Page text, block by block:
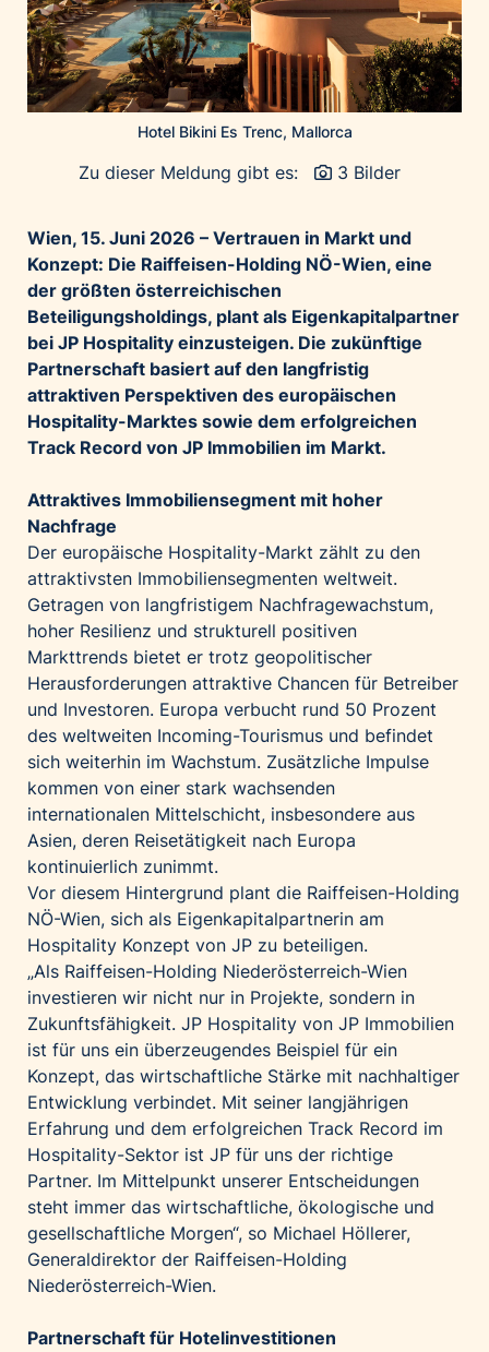
JYSK
Kroatische Zentrale für Tourismus
List Holding Gruppe
Mondelēz Österreich
Muse Electronics
Neuroth
öbv – Österreichischer Bundesverlag
Ökopharm
Palfinger AG
Polestar
Starbucks
Superbrands Austria
Tante Fanny
Vollpension
win2day
Wolt
woom bikes
Kontakt
Hotel Bikini Es Trenc, Mallorca
Zu dieser Meldung gibt es: 3 Bilder
Wien, 15. Juni 2026 – Vertrauen in Markt und
Konzept: Die Raiffeisen-Holding NÖ-Wien, eine
der größten österreichischen
Beteiligungsholdings, plant als Eigenkapitalpartner
bei JP Hospitality einzusteigen. Die zukünftige
Partnerschaft basiert auf den langfristig
attraktiven Perspektiven des europäischen
Hospitality-Marktes sowie dem erfolgreichen
Track Record von JP Immobilien im Markt.
Attraktives Immobiliensegment mit hoher
Nachfrage
Der europäische Hospitality-Markt zählt zu den
attraktivsten Immobiliensegmenten weltweit.
Getragen von langfristigem Nachfragewachstum,
hoher Resilienz und strukturell positiven
Markttrends bietet er trotz geopolitischer
Herausforderungen attraktive Chancen für Betreiber
und Investoren. Europa verbucht rund 50 Prozent
des weltweiten Incoming-Tourismus und befindet
sich weiterhin im Wachstum. Zusätzliche Impulse
kommen von einer stark wachsenden
internationalen Mittelschicht, insbesondere aus
Asien, deren Reisetätigkeit nach Europa
kontinuierlich zunimmt.
Vor diesem Hintergrund plant die Raiffeisen-Holding
NÖ-Wien, sich als Eigenkapitalpartnerin am
Hospitality Konzept von JP zu beteiligen.
„Als Raiffeisen-Holding Niederösterreich-Wien
investieren wir nicht nur in Projekte, sondern in
Zukunftsfähigkeit. JP Hospitality von JP Immobilien
ist für uns ein überzeugendes Beispiel für ein
Konzept, das wirtschaftliche Stärke mit nachhaltiger
Entwicklung verbindet. Mit seiner langjährigen
Erfahrung und dem erfolgreichen Track Record im
Hospitality-Sektor ist JP für uns der richtige
Partner. Im Mittelpunkt unserer Entscheidungen
steht immer das wirtschaftliche, ökologische und
gesellschaftliche Morgen“, so Michael Höllerer,
Generaldirektor der Raiffeisen-Holding
Niederösterreich-Wien.
Partnerschaft für Hotelinvestitionen